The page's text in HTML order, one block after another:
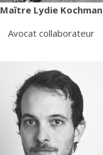
Maître Lydie Kochman
Avocat collaborateur